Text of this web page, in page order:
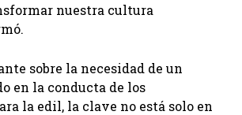
nuestra cultura
sobre la necesidad de un
en la conducta de los
la edil, la clave no está solo en